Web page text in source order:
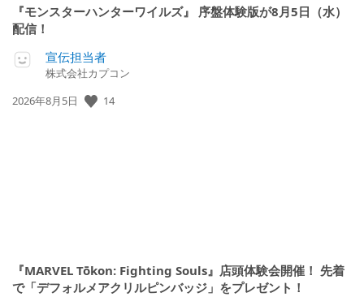
『モンスターハンターワイルズ』 序盤体験版が8月5日（水）
配信！
宣伝担当者
株式会社カプコン
公
2026年8月5日 14
『MARVEL Tōkon: Fighting Souls』店頭体験会開催！ 先着
で「デフォルメアクリルピンバッジ」をプレゼント！